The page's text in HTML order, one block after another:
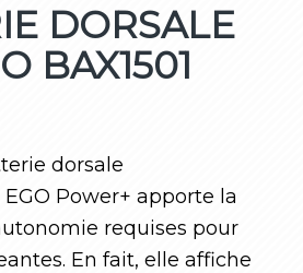
DORSALE
BAX1501
dorsale
Power+ apporte la
requises pour
En fait, elle affiche